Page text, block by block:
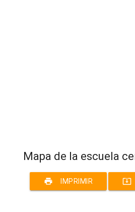
Mapa de la escuela
print IMPRIMIR system_update_alt